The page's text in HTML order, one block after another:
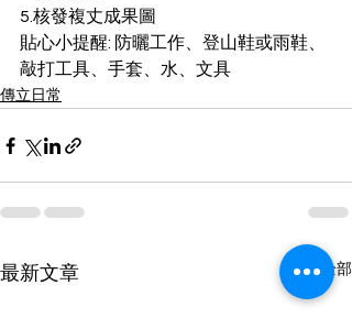
5.核發複丈成果圖
貼心小提醒: 防曬工作、登山鞋或雨鞋、
敲打工具、手套、水、文具
傳立日常
最新文章 查看全部